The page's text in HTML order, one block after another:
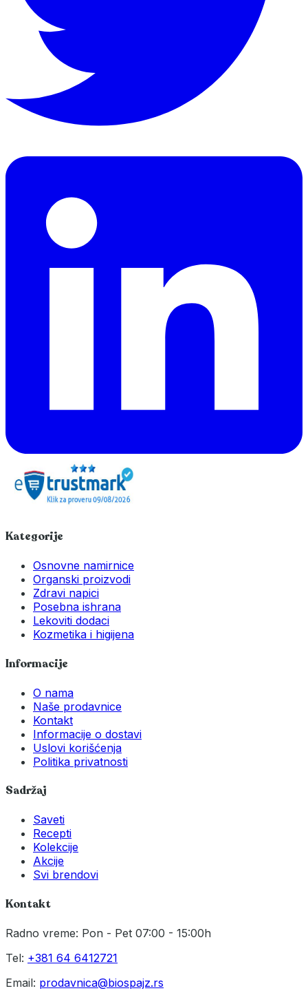
Kategorije
Osnovne namirnice
Organski proizvodi
Zdravi napici
Posebna ishrana
Lekoviti dodaci
Kozmetika i higijena
Informacije
O nama
Naše prodavnice
Kontakt
Informacije o dostavi
Uslovi korišćenja
Politika privatnosti
Sadržaj
Saveti
Recepti
Kolekcije
Akcije
Svi brendovi
Kontakt
Radno vreme: Pon - Pet 07:00 - 15:00h
Tel: +381 64 6412721
Email: prodavnica@biospajz.rs